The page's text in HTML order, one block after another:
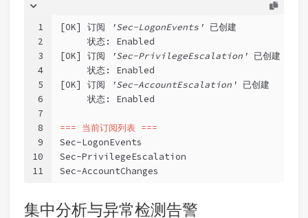
1
2
3
4
5
6
7
8
9
10
11
[OK] 订阅 'Sec-LogonEvents' 已创建
     状态: Enabled
[OK] 订阅
'Sec-PrivilegeEscalation' 已创建
     状态: Enabled
[OK] 订阅
'Sec-AccountEscalation' 已创建
     状态: Enabled
=== 当前订阅列表 ===
Sec-LogonEvents
Sec-PrivilegeEscalation
Sec-AccountChanges
集中分析与异常检测告警